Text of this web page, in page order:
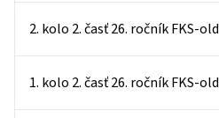
2. kolo 2. časť 26. ročník FKS-old
1. kolo 2. časť 26. ročník FKS-old